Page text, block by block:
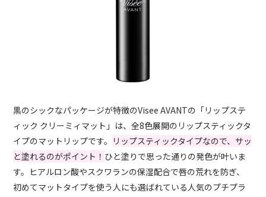
黒のシックなパッケージが特徴のVisee AVANTの「リップステ
ィック クリーミィマット」は、全8色展開のリップスティックタ
イプのマットリップです。 リップスティックタイプなので、サッ
と塗れるのがポイント！ ひと塗りで思った通りの発色が叶いま
す。ヒアルロン酸やスクワランの保湿配合で唇の荒れを防ぎ、
初めてマットタイプを使う人にも選ばれている人気のプチプラ